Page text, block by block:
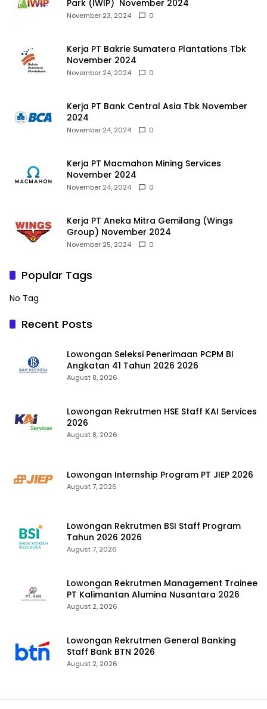
Park (IWIP) November 2024
November 23, 2024 0
Kerja PT Bakrie Sumatera Plantations Tbk
November 2024
November 24, 2024 0
Kerja PT Bank Central Asia Tbk November
2024
November 24, 2024 0
Kerja PT Macmahon Mining Services
November 2024
November 24, 2024 0
Kerja PT Aneka Mitra Gemilang (Wings
Group) November 2024
November 25, 2024 0
Popular Tags
No Tag
Recent Posts
Lowongan Seleksi Penerimaan PCPM BI
Angkatan 41 Tahun 2026 2026
August 8, 2026
Lowongan Rekrutmen HSE Staff KAI Services
2026
August 8, 2026
Lowongan Internship Program PT JIEP 2026
August 7, 2026
Lowongan Rekrutmen BSI Staff Program
Tahun 2026 2026
August 7, 2026
Lowongan Rekrutmen Management Trainee
PT Kalimantan Alumina Nusantara 2026
August 2, 2026
Lowongan Rekrutmen General Banking
Staff Bank BTN 2026
August 2, 2026